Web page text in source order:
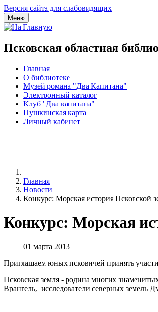
Версия сайта для слабовидящих
Меню
Псковская областная
Главная
О библиотеке
Музей романа "Два Капитана"
Электронный каталог
Клуб "Два капитана"
Пушкинская карта
Личный кабинет
Главная
Новости
Конкурс: Морская история Псковской
Конкурс: Морская
01 марта 2013
Приглашаем юных псковичей принять
Псковская земля - родина многих
Врангель, исследователи северных земель